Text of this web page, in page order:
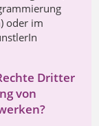
oder im
Dritter
von